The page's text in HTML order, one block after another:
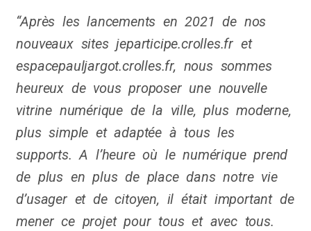
“Après les lancements en 2021 de nos
nouveaux sites jeparticipe.crolles.fr et
espacepauljargot.crolles.fr, nous sommes
heureux de vous proposer une nouvelle
vitrine numérique de la ville, plus moderne,
plus simple et adaptée à tous les
supports. A l’heure où le numérique prend
de plus en plus de place dans notre vie
d’usager et de citoyen, il était important de
mener ce projet pour tous et avec tous.